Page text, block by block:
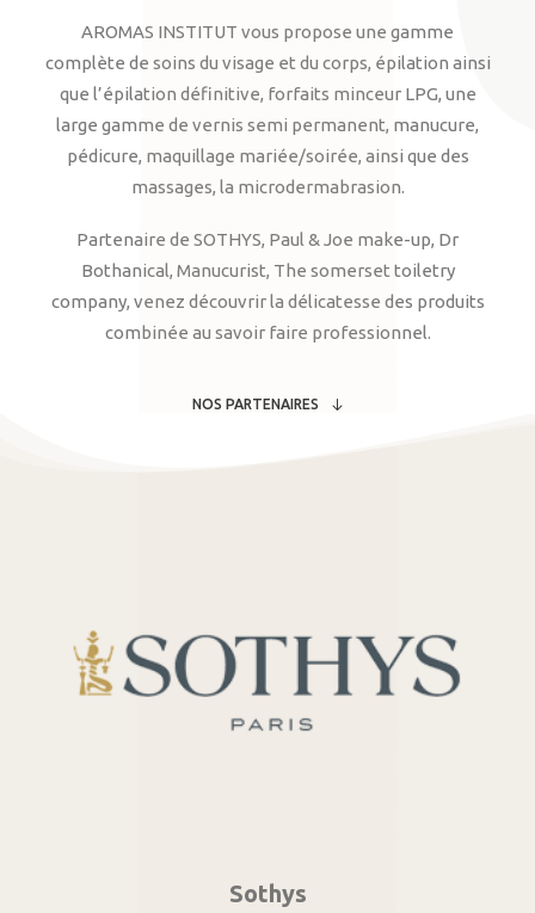
AROMAS INSTITUT vous propose une gamme
complète de soins du visage et du corps, épilation ainsi
que l’épilation définitive, forfaits minceur LPG, une
large gamme de vernis semi permanent, manucure,
pédicure, maquillage mariée/soirée, ainsi que des
massages, la microdermabrasion.
Partenaire de SOTHYS, Paul & Joe make-up, Dr
Bothanical, Manucurist, The somerset toiletry
company, venez découvrir la délicatesse des produits
combinée au savoir faire professionnel.
NOS PARTENAIRES
Sothys